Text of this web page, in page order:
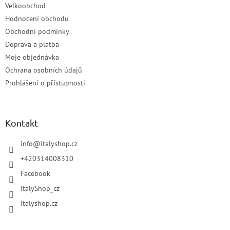
Velkoobchod
Hodnocení obchodu
Obchodní podmínky
Doprava a platba
Moje objednávka
Ochrana osobních údajů
Prohlášení o přístupnosti
Kontakt
info@italyshop.cz
+420314008310
Facebook
ItalyShop_cz
italyshop.cz